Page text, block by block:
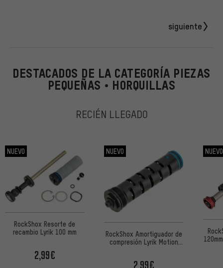
siguiente
DESTACADOS DE LA CATEGORÍA PIEZAS
PEQUEÑAS • HORQUILLAS
RECIÉN LLEGADO
NUEVO
RockShox Resorte de
recambio Lyrik 100 mm
2,99€
NUEVO
RockShox Amortiguador de
compresión Lyrik Motion
2,99€
NUEVO